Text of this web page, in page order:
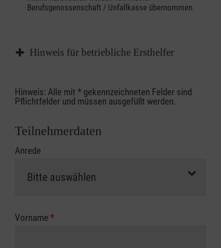
Berufsgenossenschaft / Unfallkasse übernommen.
Hinweis für betriebliche Ersthelfer
Sofern Sie ein Kostenübernahmeverfahren
Ihrer Berufsgenossenschaft / Unfallkasse
Abrechnungsunterlagen spätestens zu
erfolgt eine Abrechnung der vollen Kursgebühr
Die notwendigen Formulare für die
zuständigen Berufsgenossenschaft oder
Hinweis: Alle mit * gekennzeichneten Felder sind
Pflichtfelder und müssen ausgefüllt werden.
Teilnehmerdaten
Anrede
Vorname *